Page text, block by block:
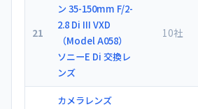
21
ン 35-150mm F/2-
2.8 Di III VXD
（Model A058）
ソニーE Di 交換レ
ンズ
10社
カメラレンズ